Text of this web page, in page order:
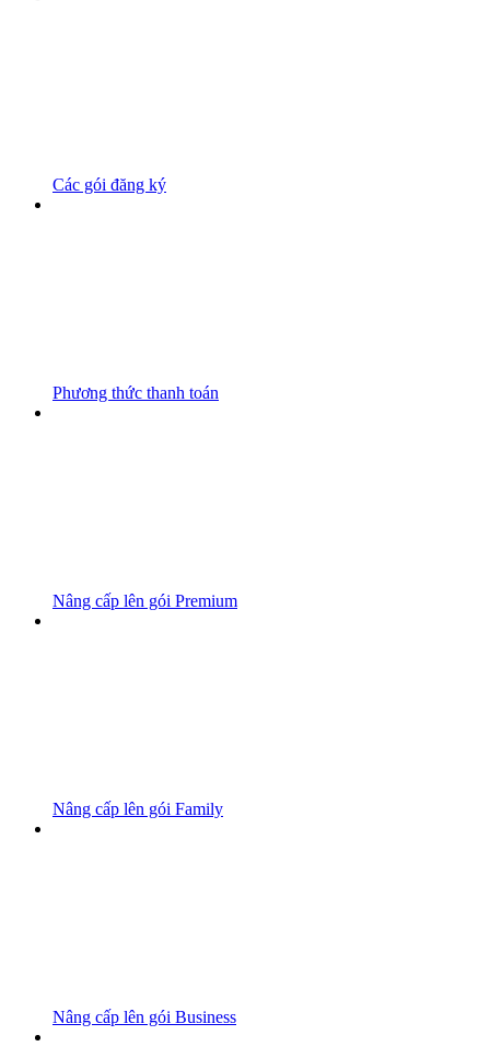
Các gói đăng ký
Phương thức thanh toán
Nâng cấp lên gói Premium
Nâng cấp lên gói Family
Nâng cấp lên gói Business